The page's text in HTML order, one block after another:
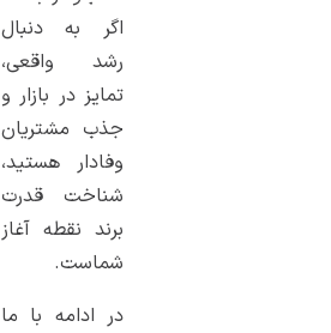
اگر به دنبال
رشد واقعی،
تمایز در بازار و
جذب مشتریان
وفادار هستید،
شناخت قدرت
برند نقطه آغاز
شماست.
در ادامه با ما